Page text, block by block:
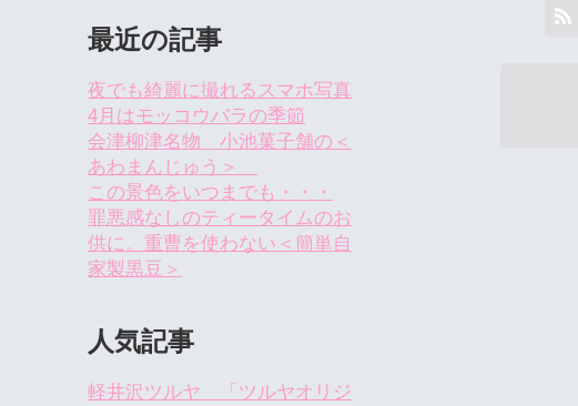
最近の記事
夜でも綺麗に撮れるスマホ写真
4月はモッコウバラの季節
会津柳津名物 小池菓子舗の＜
あわまんじゅう＞
この景色をいつまでも・・・
罪悪感なしのティータイムのお
供に。重曹を使わない＜簡単自
家製黒豆＞
人気記事
軽井沢ツルヤ 「ツルヤオリジ